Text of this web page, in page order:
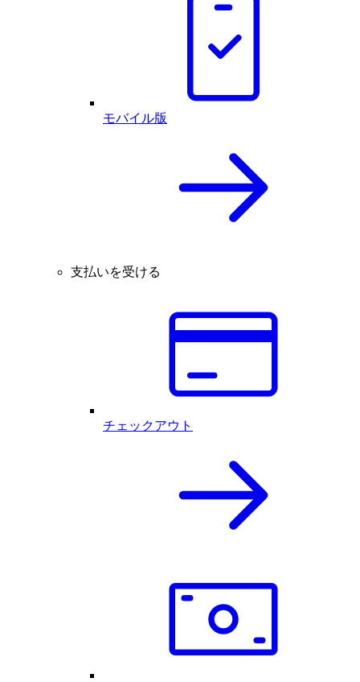
モバイル版
支払いを受ける
チェックアウト